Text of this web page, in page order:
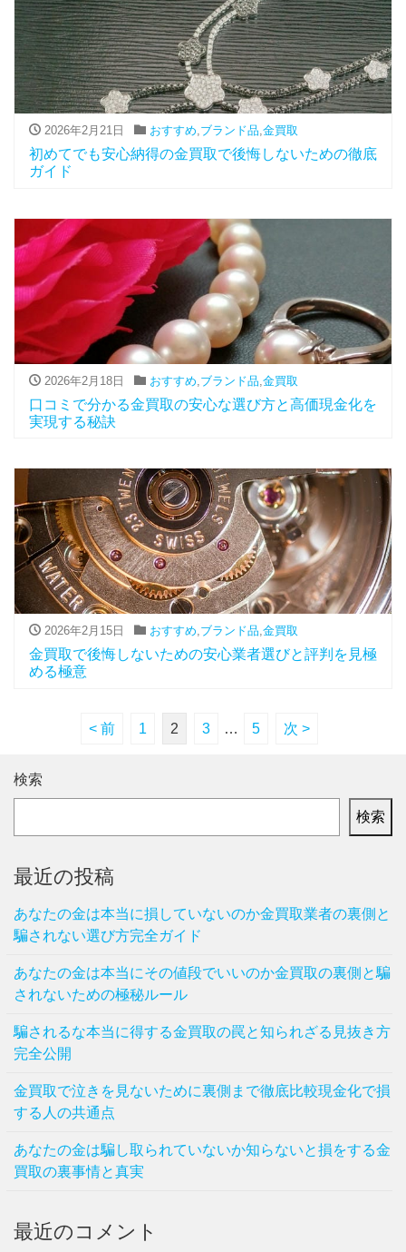
2026年2月21日 おすすめ,ブランド品,金買取
初めてでも安心納得の金買取で後悔しないための徹底
ガイド
2026年2月18日 おすすめ ブランド品 金買取
口コミで分かる金買取の安心な選び方と高価現金化を
実現する秘訣
2026年2月15日 おすすめ,ブランド品,金買取
金買取で後悔しないための安心業者選びと評判を見極
める極意
< 前 1 2 3 … 5 次 >
検索
検索
最近の投稿
あなたの金は本当に損していないのか金買取業者の裏側と
騙されない選び方完全ガイド
あなたの金は本当にその値段でいいのか金買取の裏側と騙
されないための極秘ルール
騙されるな本当に得する金買取の罠と知られざる見抜き方
完全公開
金買取で泣きを見ないために裏側まで徹底比較現金化で損
する人の共通点
あなたの金は騙し取られていないか知らないと損をする金
買取の裏事情と真実
最近のコメント